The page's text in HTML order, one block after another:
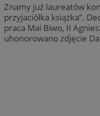
Znamy już laureatów
przyjaciółka książka”.
praca Mai Biwo, II
uhonorowano zdjęcie